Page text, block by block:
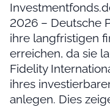
2026 – Deutsche
ihre langfristigen
erreichen, da sie
Fidelity
ihres
anlegen. Dies